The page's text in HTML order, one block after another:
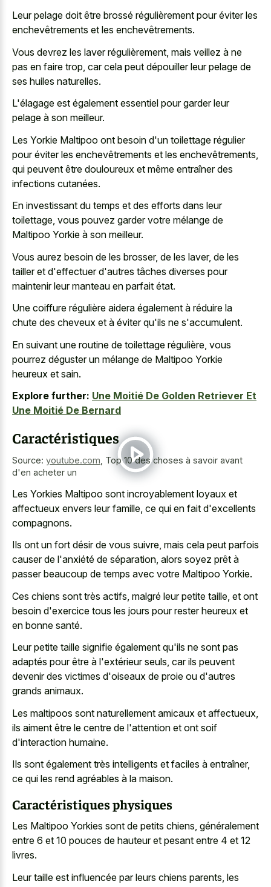
Leur pelage doit être brossé régulièrement pour éviter les
enchevêtrements et les enchevêtrements.
Vous devrez les laver régulièrement, mais veillez à ne
pas en faire trop, car cela peut dépouiller leur pelage de
ses huiles naturelles.
L'élagage est également essentiel pour garder leur
pelage à son meilleur.
Les Yorkie Maltipoo ont besoin d'un toilettage régulier
pour éviter les enchevêtrements et les enchevêtrements,
qui peuvent être douloureux et même entraîner des
infections cutanées.
En investissant du temps et des efforts dans leur
toilettage, vous pouvez garder votre mélange de
Maltipoo Yorkie à son meilleur.
Vous aurez besoin de les brosser, de les laver, de les
tailler et d'effectuer d'autres tâches diverses pour
maintenir leur manteau en parfait état.
Une coiffure régulière aidera également à réduire la
chute des cheveux et à éviter qu'ils ne s'accumulent.
En suivant une routine de toilettage régulière, vous
pourrez déguster un mélange de Maltipoo Yorkie
heureux et sain.
Explore further: Une Moitié De Golden Retriever Et
Une Moitié De Bernard
Caractéristiques
Source: youtube.com Top 10 des choses à savoir avant
d'en acheter un
Les Yorkies Maltipoo sont incroyablement loyaux et
affectueux envers leur famille, ce qui en fait d'excellents
compagnons.
Ils ont un fort désir de vous suivre, mais cela peut parfois
causer de l'anxiété de séparation, alors soyez prêt à
passer beaucoup de temps avec votre Maltipoo Yorkie.
Ces chiens sont très actifs, malgré leur petite taille, et ont
besoin d'exercice tous les jours pour rester heureux et
en bonne santé.
Leur petite taille signifie également qu'ils ne sont pas
adaptés pour être à l'extérieur seuls, car ils peuvent
devenir des victimes d'oiseaux de proie ou d'autres
grands animaux.
Les maltipoos sont naturellement amicaux et affectueux,
ils aiment être le centre de l'attention et ont soif
d'interaction humaine.
Ils sont également très intelligents et faciles à entraîner,
ce qui les rend agréables à la maison.
Caractéristiques physiques
Les Maltipoo Yorkies sont de petits chiens, généralement
entre 6 et 10 pouces de hauteur et pesant entre 4 et 12
livres.
Leur taille est influencée par leurs chiens parents, les